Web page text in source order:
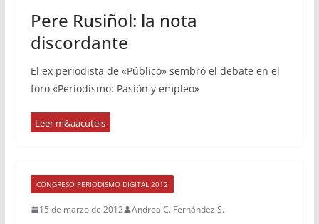
Pere Rusiñol: la nota
discordante
El ex periodista de «Público» sembró el debate en el
foro «Periodismo: Pasión y empleo»
CONGRESO PERIODISMO DIGITAL 2012
15 de marzo de 2012 Andrea C. Fernández S.